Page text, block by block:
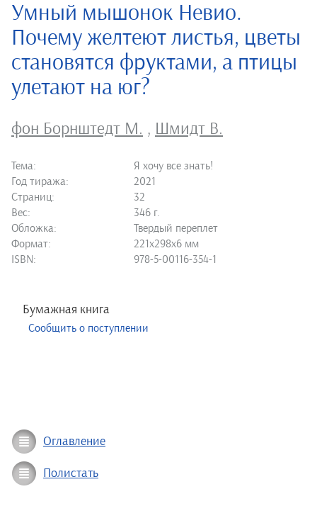
Умный мышонок Невио.
Почему желтеют листья, цветы
становятся фруктами, а птицы
улетают на юг?
фон Борнштедт М. , Шмидт В.
Тема:
Я хочу все знать!
Год тиража:
2021
Страниц:
32
Вес:
346 г.
Обложка:
Твердый переплет
Формат:
221х298х6 мм
ISBN:
978-5-00116-354-1
Бумажная книга
Сообщить о поступлении
Оглавление
Полистать